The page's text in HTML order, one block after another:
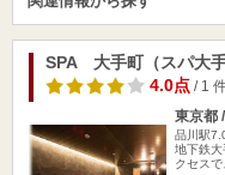
SPA 大手町（スパ大手
4.0点/ 1
東京都
品川駅
地下鉄
クセスで